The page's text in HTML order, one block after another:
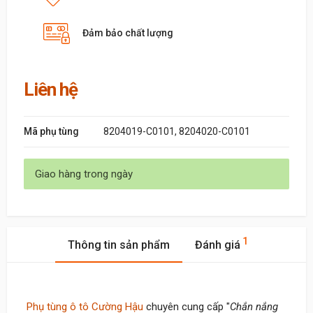
Đảm bảo chất lượng
Liên hệ
Mã phụ tùng 8204019-C0101, 8204020-C0101
Giao hàng trong ngày
Thông tin sản phẩm Đánh giá 1
Phụ tùng ô tô Cường Hậu chuyên cung cấp "Chắn nắng